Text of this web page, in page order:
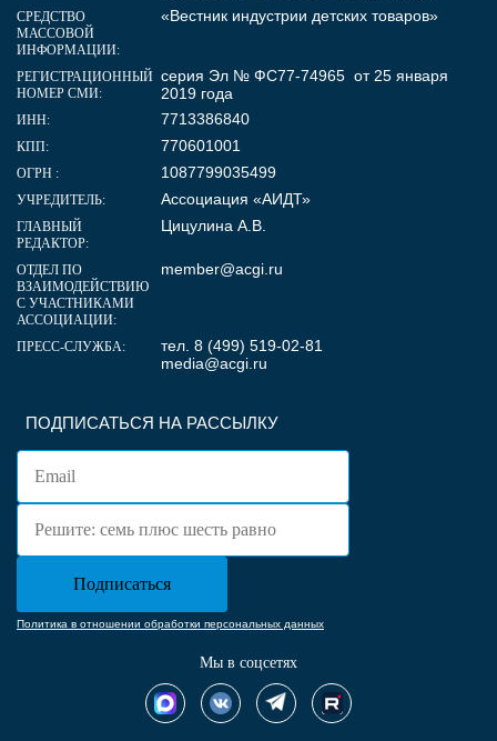
ПОДПИСАТЬСЯ НА РАССЫЛКУ
Политика в отношении обработки персональных данных
Мы в соцсетях
СРЕДСТВО
МАССОВОЙ
ИНФОРМАЦИИ:
«Вестник индустрии детских товаров»
РЕГИСТРАЦИОННЫЙ
НОМЕР СМИ:
серия Эл № ФС77-74965 от 25 января
2019 года
ИНН: 7713386840
КПП: 770601001
ОГРН : 1087799035499
УЧРЕДИТЕЛЬ: Ассоциация «АИДТ»
ГЛАВНЫЙ
РЕДАКТОР:
Цицулина А.В.
ОТДЕЛ ПО
ВЗАИМОДЕЙСТВИЮ
С УЧАСТНИКАМИ
АССОЦИАЦИИ:
member@acgi.ru
ПРЕСС-СЛУЖБА:
тел. 8 (499) 519-02-81
media@acgi.ru